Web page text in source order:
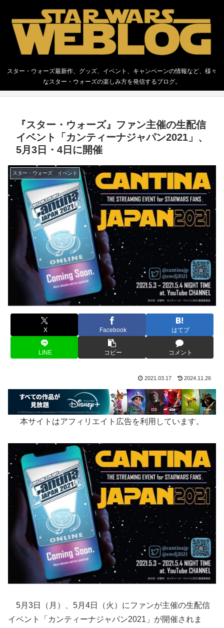
スター・ウォーズ最新作、グッズ、イベント、キャンペーンの情報など、様々
なスター・ウォーズの楽しみ方を発信するブログ。
『スター・ウォーズ』ファン主催の生配信
イベント「カンティーナジャパン2021」、
5月3日・4日に開催
スター・ウォーズ イベント
X Facebook はてブ
LINE コピー コメント
2021.03.17 2024.11.26
本サイトはアフィリエイト広告を利用しています。
5月3日（月）、5月4日（火）にファンが主催の生配信
イベント「カンティーナジャパン2021」が開催されま